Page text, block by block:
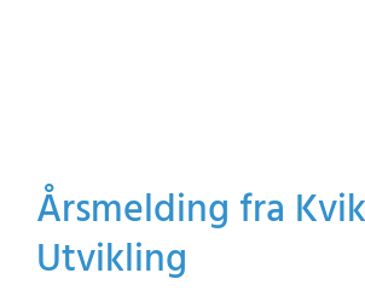
Årsmelding fra
Utvikling